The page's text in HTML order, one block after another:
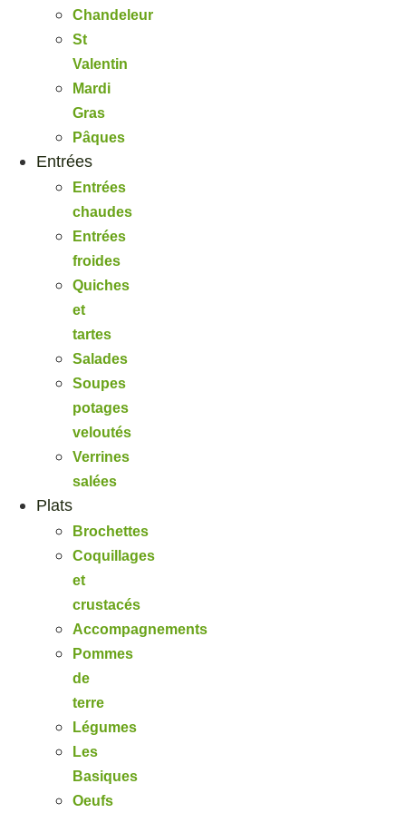
Chandeleur
St
Valentin
Mardi
Gras
Pâques
Entrées
Entrées
chaudes
Entrées
froides
Quiches
et
tartes
Salades
Soupes
potages
veloutés
Verrines
salées
Plats
Brochettes
Coquillages
et
crustacés
Accompagnements
Pommes
de
terre
Légumes
Les
Basiques
Oeufs